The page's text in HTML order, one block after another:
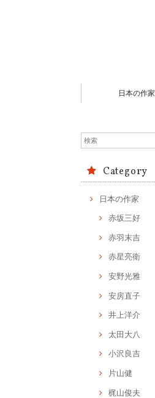
日本の作家
Category
日本の作家
赤坂三好
赤羽末吉
赤星亮衛
安野光雅
安房直子
井上洋介
太田大八
小沢良吉
片山健
梶山俊夫